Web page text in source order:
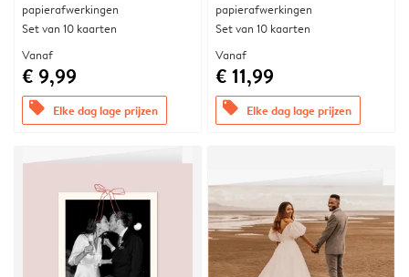
papierafwerkingen
Set van 10 kaarten
Vanaf
€ 9,99
offers Elke dag lage prijzen
papierafwerkingen
Set van 10 kaarten
Vanaf
€ 11,99
offers Elke dag lage prijzen